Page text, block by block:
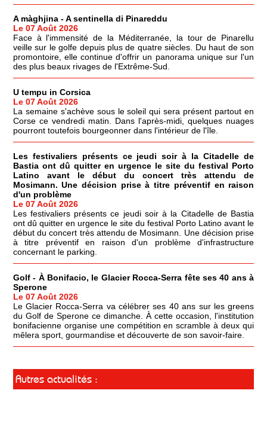
A màghjina - A sentinella di Pinareddu
Le 07 Août 2026
Face à l'immensité de la Méditerranée, la tour de Pinarellu
veille sur le golfe depuis plus de quatre siècles. Du haut de son
promontoire, elle continue d'offrir un panorama unique sur l'un
des plus beaux rivages de l'Extrême-Sud.
U tempu in Corsica
Le 07 Août 2026
La semaine s'achève sous le soleil qui sera présent partout en
Corse ce vendredi matin. Dans l'après-midi, quelques nuages
pourront toutefois bourgeonner dans l'intérieur de l'île.
Les festivaliers présents ce jeudi soir à la Citadelle de
Bastia ont dû quitter en urgence le site du festival Porto
Latino avant le début du concert très attendu de
Mosimann. Une décision prise à titre préventif en raison
d'un problème
Le 07 Août 2026
Les festivaliers présents ce jeudi soir à la Citadelle de Bastia
ont dû quitter en urgence le site du festival Porto Latino avant le
début du concert très attendu de Mosimann. Une décision prise
à titre préventif en raison d'un problème d'infrastructure
concernant le parking.
Golf - À Bonifacio, le Glacier Rocca-Serra fête ses 40 ans à
Sperone
Le 07 Août 2026
Le Glacier Rocca-Serra va célébrer ses 40 ans sur les greens
du Golf de Sperone ce dimanche. À cette occasion, l'institution
bonifacienne organise une compétition en scramble à deux qui
mêlera sport, gourmandise et découverte de son savoir-faire.
Autres actualités :